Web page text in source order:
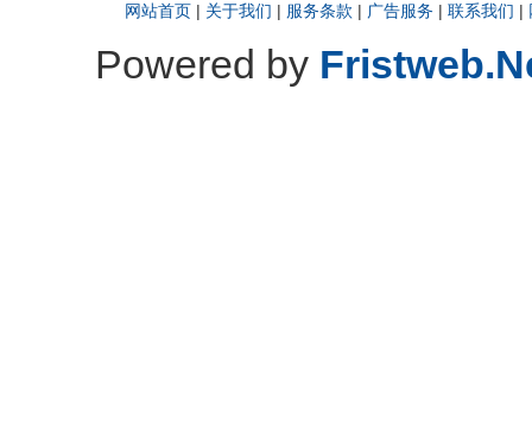
网站首页 | 关于我们 | 服务条款 | 广告服务 |联系我们 |
Powered by